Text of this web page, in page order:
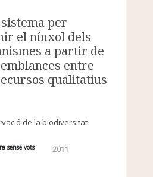
per
el nínxol dels
a partir de
entre
qualitatius
de la biodiversitat
sense vots 2011